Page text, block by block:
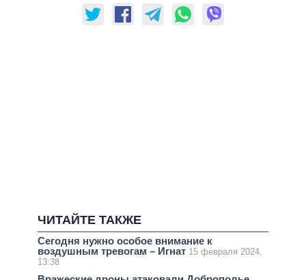
ЧИТАЙТЕ ТАКЖЕ
Сегодня нужно особое внимание к
воздушным тревогам – Игнат 15 февраля 2024,
13:38